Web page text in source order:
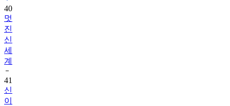
40
멋
진
신
세
계
41
신
이